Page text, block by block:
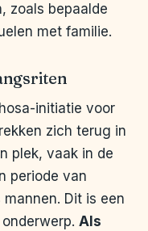
zoals bepaalde
met familie.
initiatie voor
zich terug in
plek, vaak in de
periode van
Dit is een
Als